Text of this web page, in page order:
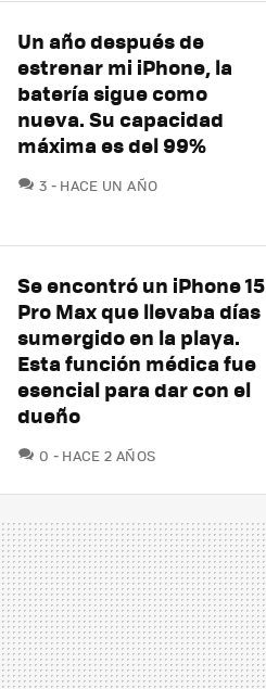
Un año después de
estrenar mi iPhone, la
batería sigue como
nueva. Su capacidad
máxima es del 99%
3 COMENTARIOS
HACE UN AÑO
Se encontró un iPhone 15
Pro Max que llevaba días
sumergido en la playa.
Esta función médica fue
esencial para dar con el
dueño
0 COMENTARIOS
HACE 2 AÑOS